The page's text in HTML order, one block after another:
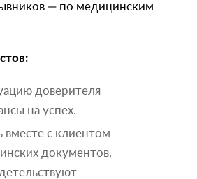
— по медицинским
доверителя
на успех.
вместе с клиентом
документов,